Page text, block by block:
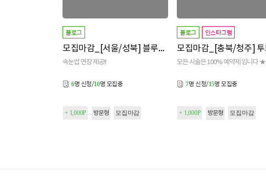
블로그
모집마감_[서울/성북] 블루밍로사
속눈썹 연장 제공!!
6명 신청/10명 모집중
+ 1,000P 방문형 모집마감
블로그 인스타그램
모든 시술은 100% 예약제 입니다 ★
7명 신청/15명 모집중
+ 1,000P 방문형 모집마감